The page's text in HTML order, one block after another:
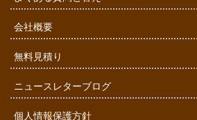
会社概要
無料見積り
ニュースレターブログ
個人情報保護方針